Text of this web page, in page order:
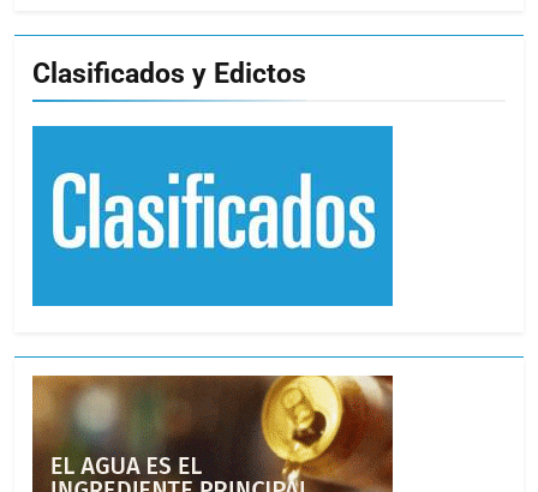
Clasificados y Edictos